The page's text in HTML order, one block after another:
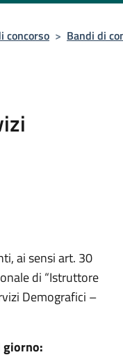
concorso > Bandi di
ai sensi art. 30
di “Istruttore
Demografici –
giorno: